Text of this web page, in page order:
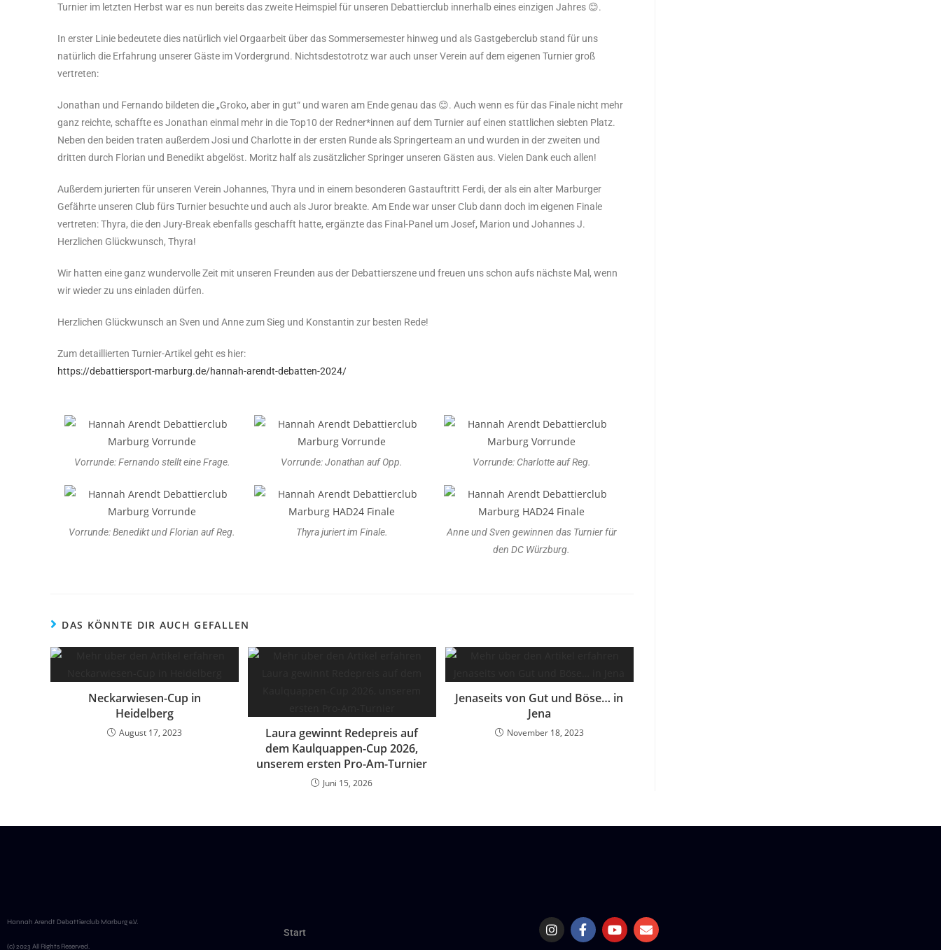
Turnier im letzten Herbst war es nun bereits das zweite Heimspiel für unseren Debattierclub innerhalb eines einzigen Jahres 😊.
In erster Linie bedeutete dies natürlich viel Orgaarbeit über das Sommersemester hinweg und als Gastgeberclub stand für uns
natürlich die Erfahrung unserer Gäste im Vordergrund. Nichtsdestotrotz war auch unser Verein auf dem eigenen Turnier groß
vertreten:
Jonathan und Fernando bildeten die „Groko, aber in gut“ und waren am Ende genau das 😊. Auch wenn es für das Finale nicht mehr
ganz reichte, schaffte es Jonathan einmal mehr in die Top10 der Redner*innen auf dem Turnier auf einen stattlichen siebten Platz.
Neben den beiden traten außerdem Josi und Charlotte in der ersten Runde als Springerteam an und wurden in der zweiten und
dritten durch Florian und Benedikt abgelöst. Moritz half als zusätzlicher Springer unseren Gästen aus. Vielen Dank euch allen!
Außerdem jurierten für unseren Verein Johannes, Thyra und in einem besonderen Gastauftritt Ferdi, der als ein alter Marburger
Gefährte unseren Club fürs Turnier besuchte und auch als Juror breakte. Am Ende war unser Club dann doch im eigenen Finale
vertreten: Thyra, die den Jury-Break ebenfalls geschafft hatte, ergänzte das Final-Panel um Josef, Marion und Johannes J.
Herzlichen Glückwunsch, Thyra!
Wir hatten eine ganz wundervolle Zeit mit unseren Freunden aus der Debattierszene und freuen uns schon aufs nächste Mal, wenn
wir wieder zu uns einladen dürfen.
Herzlichen Glückwunsch an Sven und Anne zum Sieg und Konstantin zur besten Rede!
Zum detaillierten Turnier-Artikel geht es hier:
https://debattiersport-marburg.de/hannah-arendt-debatten-2024/
Vorrunde: Fernando stellt eine Frage. Vorrunde: Jonathan auf Opp. Vorrunde: Charlotte auf Reg.
Vorrunde: Benedikt und Florian auf Reg. Thyra juriert im Finale.
Anne und Sven gewinnen das Turnier für
den DC Würzburg.
DAS KÖNNTE DIR AUCH GEFALLEN
Neckarwiesen-Cup in
Heidelberg
August 17, 2023
Laura gewinnt Redepreis auf
dem Kaulquappen-Cup 2026,
unserem ersten Pro-Am-Turnier
Juni 15, 2026
Jenaseits von Gut und Böse… in
Jena
November 18, 2023
Hannah Arendt Debattierclub Marburg e.V.
(c) 2023 All Rights Reserved.
Start